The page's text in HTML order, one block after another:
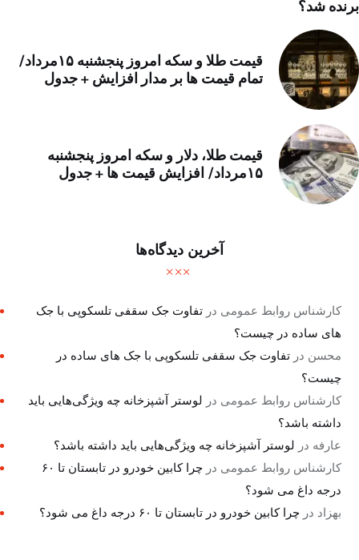
برنده شد؟
قیمت طلا و سکه امروز پنجشنبه ۱۵مرداد/
تمام قیمت ها بر مدار افزایش + جدول
قیمت طلا، دلار و سکه امروز پنجشنبه
۱۵مرداد/ افزایش قیمت ها + جدول
آخرین دیدگاه‌ها
کارشناس روابط عمومی درتفاوت جک سقفی تلسکوپی با جک
های ساده در چیست؟
محسن درتفاوت جک سقفی تلسکوپی با جک های ساده در
چیست؟
کارشناس روابط عمومی در لوستر آشپزخانه چه ویژگی‌هایی باید
داشته باشد؟
عارفه در لوستر آشپزخانه چه ویژگی‌هایی باید داشته باشد؟
کارشناس روابط عمومی در
چرا کابین خودرو در تابستان تا ۶۰
درجه داغ می شود؟
بهزاد درچرا کابین خودرو در تابستان تا ۶۰ درجه داغ می شود؟